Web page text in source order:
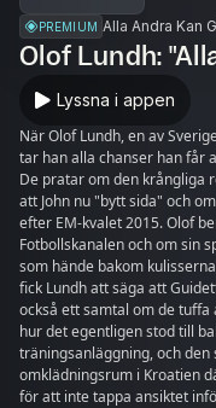
PREMIUM Alla Andra Kan
Olof Lundh:
Lyssna i appen
När Olof Lundh, en av
tar han alla chanser han får
De pratar om den krångliga
att John nu "bytt sida" och
efter EM-kvalet 2015. Olof berättar om vägen från svartklubbar i Lund till
Fotbollskanalen och om sin
som hände bakom
fick Lundh att säga att Guidetti
också ett samtal om de tuffa
hur det egentligen stod till
träningsanläggning, och
omklädningsrum i Kroatien
för att inte tappa ansiktet